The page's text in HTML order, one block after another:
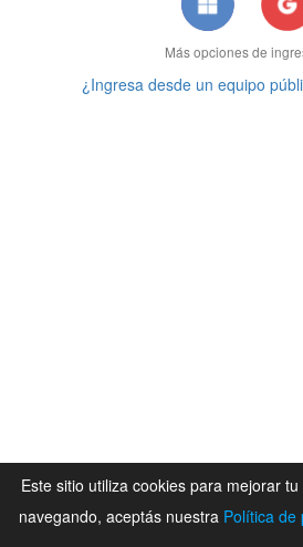
Más opciones de
¿Ingresa desde un equipo
Este sitio utiliza cookies para mejorar
navegando, aceptás nuestra Política de